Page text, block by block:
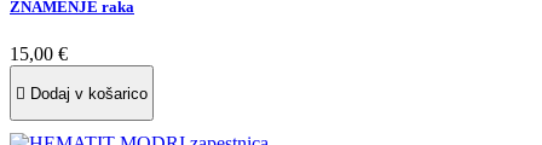
ZNAMENJE raka
15,00 €
 Dodaj v košarico